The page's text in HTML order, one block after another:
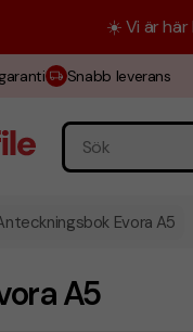
☀️ Vi är här
Snabb leverans
Evora A5
A5